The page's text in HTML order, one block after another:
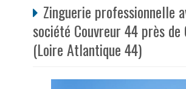
Zinguerie professionnelle
société Couvreur 44 près de
(Loire Atlantique 44)